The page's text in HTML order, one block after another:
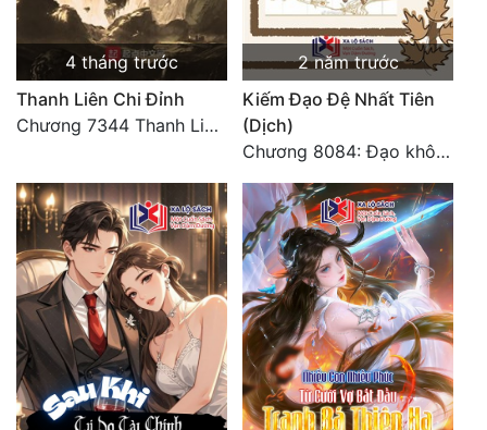
4 tháng trước
Thanh Liên Chi Đỉnh
Chương 7344 Thanh Liên đỉnh (Đại kết cục) (2) HẾT.
2 năm trước
Kiếm Đạo Đệ Nhất Tiên
(Dịch)
Chương 8084: Đạo không bờ bến (Đại kết cục) (10)